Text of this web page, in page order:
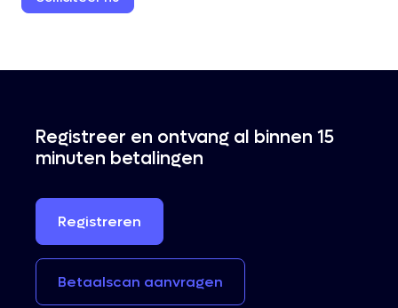
Registreer en ontvang al binnen 15
minuten betalingen
Registreren
Betaalscan aanvragen